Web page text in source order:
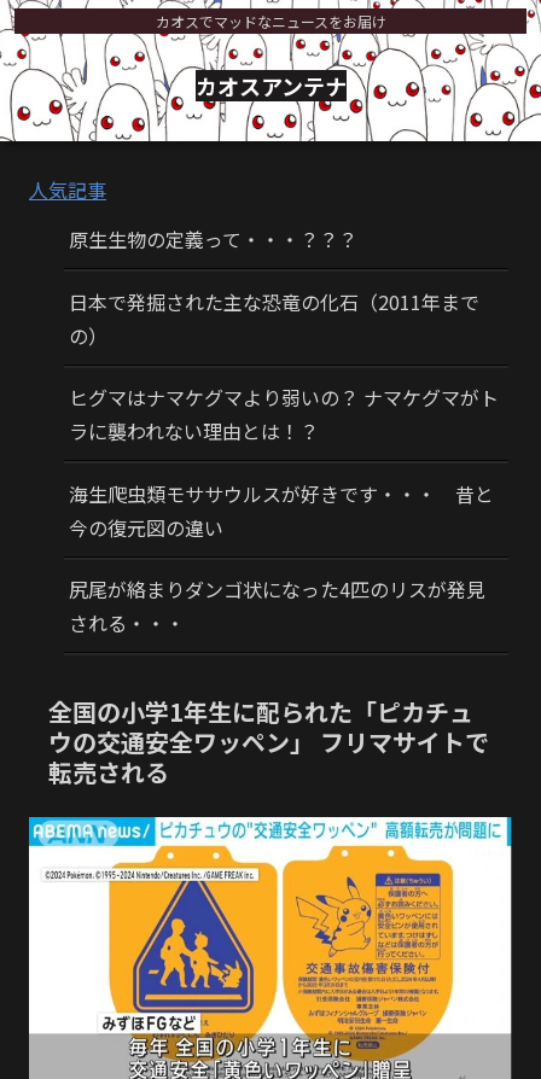
カオスでマッドなニュースをお届け
カオスアンテナ
人気記事
原生生物の定義って・・・？？？
日本で発掘された主な恐竜の化石（2011年まで
の）
ヒグマはナマケグマより弱いの？ ナマケグマがト
ラに襲われない理由とは！？
海生爬虫類モササウルスが好きです・・・ 昔と
今の復元図の違い
尻尾が絡まりダンゴ状になった4匹のリスが発見
される・・・
全国の小学1年生に配られた「ピカチュ
ウの交通安全ワッペン」 フリマサイトで
転売される